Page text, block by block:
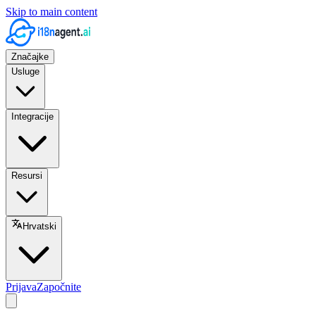
Skip to main content
Značajke
Usluge
Integracije
Resursi
Hrvatski
PrijavaZapočnite